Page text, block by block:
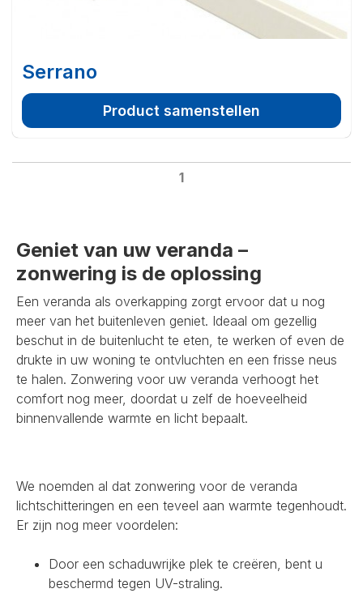
Serrano
Product samenstellen
1
Geniet van uw veranda –
zonwering is de oplossing
Een veranda als overkapping zorgt ervoor dat u nog
meer van het buitenleven geniet. Ideaal om gezellig
beschut in de buitenlucht te eten, te werken of even de
drukte in uw woning te ontvluchten en een frisse neus
te halen. Zonwering voor uw veranda verhoogt het
comfort nog meer, doordat u zelf de hoeveelheid
binnenvallende warmte en licht bepaalt.
We noemden al dat zonwering voor de veranda
lichtschitteringen en een teveel aan warmte tegenhoudt.
Er zijn nog meer voordelen:
Door een schaduwrijke plek te creëren, bent u
beschermd tegen UV-straling.